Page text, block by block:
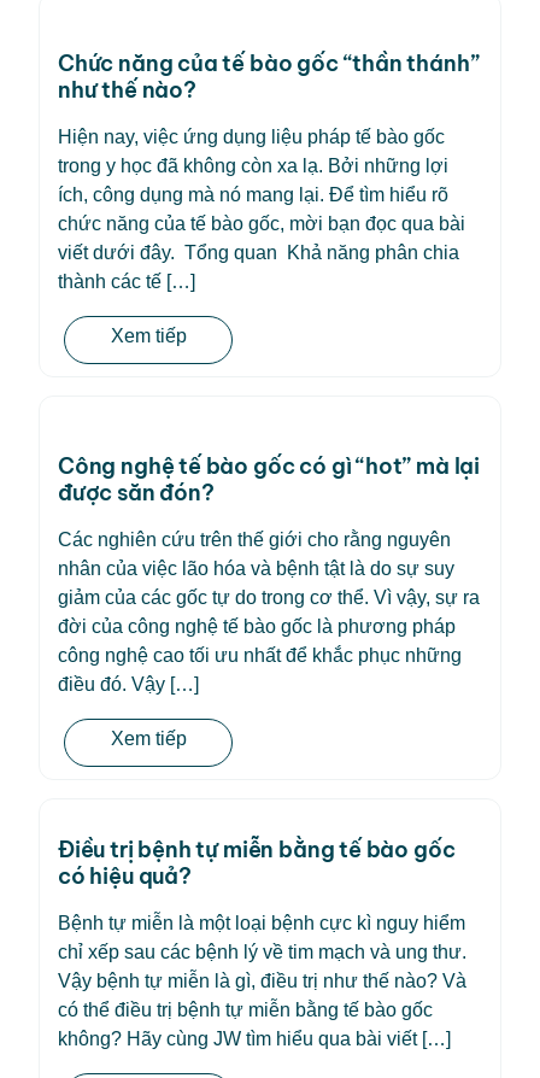
Chức năng của tế bào gốc “thần thánh”
như thế nào?
Hiện nay, việc ứng dụng liệu pháp tế bào gốc
trong y học đã không còn xa lạ. Bởi những lợi
ích, công dụng mà nó mang lại. Để tìm hiểu rõ
chức năng của tế bào gốc, mời bạn đọc qua bài
viết dưới đây. Tổng quan Khả năng phân chia
thành các tế […]
Xem tiếp
Công nghệ tế bào gốc có gì “hot” mà lại
được săn đón?
Các nghiên cứu trên thế giới cho rằng nguyên
nhân của việc lão hóa và bệnh tật là do sự suy
giảm của các gốc tự do trong cơ thể. Vì vậy, sự ra
đời của công nghệ tế bào gốc là phương pháp
công nghệ cao tối ưu nhất để khắc phục những
điều đó. Vậy […]
Xem tiếp
Điều trị bệnh tự miễn bằng tế bào gốc
có hiệu quả?
Bệnh tự miễn là một loại bệnh cực kì nguy hiểm
chỉ xếp sau các bệnh lý về tim mạch và ung thư.
Vậy bệnh tự miễn là gì, điều trị như thế nào? Và
có thể điều trị bệnh tự miễn bằng tế bào gốc
không? Hãy cùng JW tìm hiểu qua bài viết […]